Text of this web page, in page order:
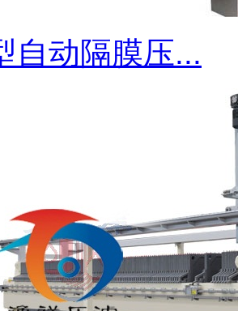
自动隔膜压...